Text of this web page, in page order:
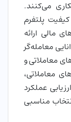
می‌کنند.
پلتفرم
مالی ارائه
معامله‌گر
معاملاتی و
معاملاتی،
عملکرد
مناسبی